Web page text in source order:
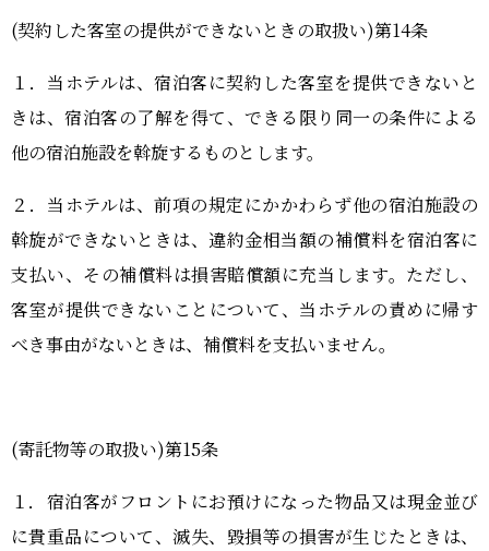
(契約した客室の提供ができないときの取扱い)第14条
１．当ホテルは、宿泊客に契約した客室を提供できないと
きは、宿泊客の了解を得て、できる限り同一の条件による
他の宿泊施設を斡旋するものとします。
２．当ホテルは、前項の規定にかかわらず他の宿泊施設の
斡旋ができないときは、違約金相当額の補償料を宿泊客に
支払い、その補償料は損害賠償額に充当します。ただし、
客室が提供できないことについて、当ホテルの責めに帰す
べき事由がないときは、補償料を支払いません。
(寄託物等の取扱い)第15条
１．宿泊客がフロントにお預けになった物品又は現金並び
に貴重品について、滅失、毀損等の損害が生じたときは、